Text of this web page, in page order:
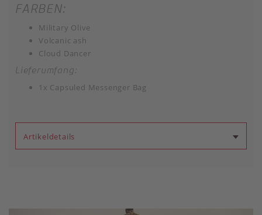
FARBEN:
Military Olive
Volcanic ash
Cloud Dancer
Lieferumfang:
1x Capsuled Messenger Bag
Artikeldetails